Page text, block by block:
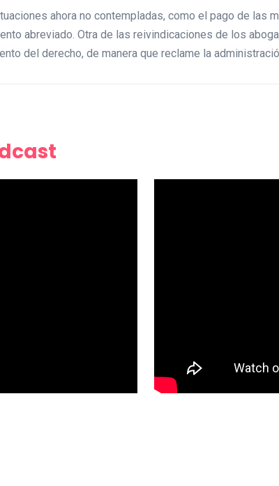
ahora no contempladas, como el pago de las
abreviado. Otra de las reivindicaciones de los
del derecho, de manera que reclame la